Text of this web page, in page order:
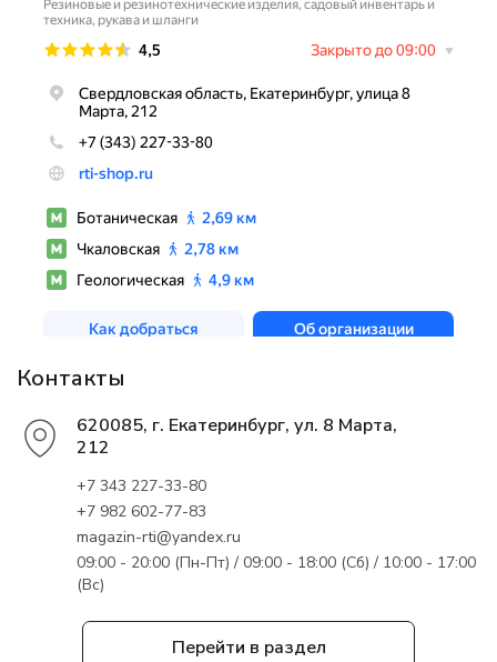
Перейти в раздел
Контакты
620085, г. Екатеринбург, ул. 8 Марта,
212
+7 343 227-33-80
+7 982 602-77-83
magazin-rti@yandex.ru
09:00 - 20:00 (Пн-Пт) / 09:00 - 18:00 (Сб) / 10:00 - 17:00
(Вс)